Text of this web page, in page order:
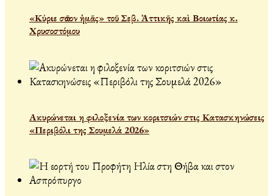
«Κύριε σῶσον ἡμᾶς» τοῦ Σεβ. Ἀττικῆς καὶ Βοιωτίας κ.
Χρυσοστόμου
Ακυρώνεται η φιλοξενία των κοριτσιών στις Κατασκηνώσεις
«Περιβόλι της Σουμελά 2026»